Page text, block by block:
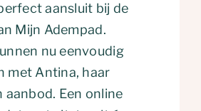
aansluit bij de
Mijn Adempad.
nu eenvoudig
met Antina, haar
aanbod. Een online